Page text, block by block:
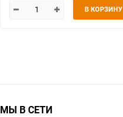
В КОРЗИНУ
МЫ В СЕТИ